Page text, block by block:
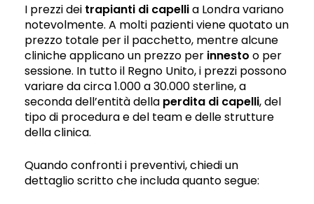
I prezzi dei trapianti di capellia Londra variano
notevolmente. A molti pazienti viene quotato un
prezzo totale per il pacchetto, mentre alcune
cliniche applicano un prezzo per innesto o per
sessione. In tutto il Regno Unito, i prezzi possono
variare da circa 1.000 a 30.000 sterline, a
seconda dell’entità della perdita di capelli, del
tipo di procedura e del team e delle strutture
della clinica.
Quando confronti i preventivi, chiedi un
dettaglio scritto che includa quanto segue: